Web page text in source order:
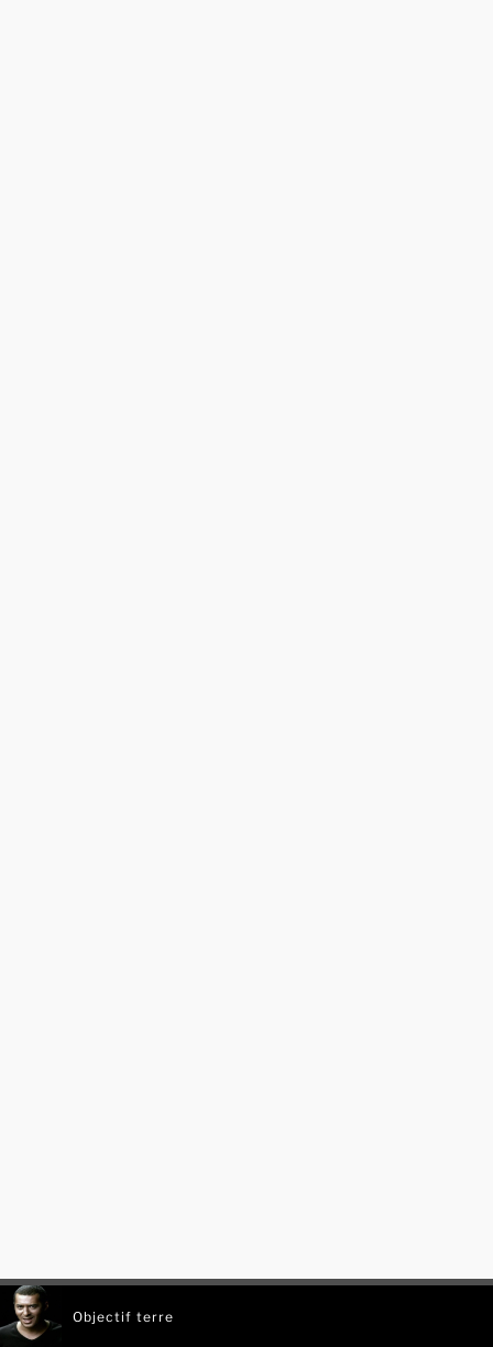
Objectif terre